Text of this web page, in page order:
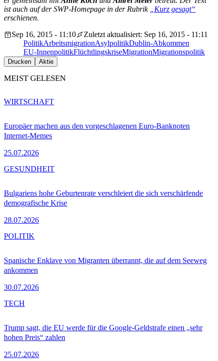
ist auch auf der SWP-Homepage in der Rubrik
„Kurz gesagt“
erschienen.
Sep 16, 2015 - 11:10
Zuletzt aktualisiert: Sep 16, 2015 - 11:11
PolitikArbeitsmigrationAsylpolitikDublin-Abkommen
EU-InnenpolitikFlüchtlingskriseMigrationMigrationspolitik
Drucken Aktie
MEIST GELESEN
Europäer machen aus den vorgeschlagenen Euro-Banknoten
Internet-Memes
25.07.2026
WIRTSCHAFT
Bulgariens hohe Geburtenrate verschleiert die sich verschärfende
demografische Krise
28.07.2026
GESUNDHEIT
Spanische Enklave von Migranten überrannt, die auf dem Seeweg
ankommen
30.07.2026
POLITIK
Trump sagt, die EU werde für die Google-Geldstrafe einen „sehr
hohen Preis“ zahlen
25.07.2026
TECH